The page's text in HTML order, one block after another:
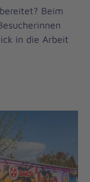
Beim
in die Arbeit